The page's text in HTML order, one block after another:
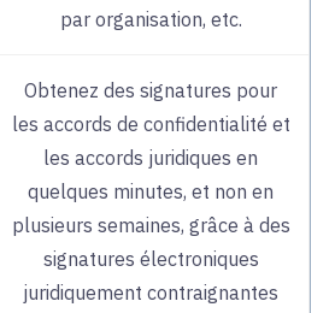
L'interface intuitive de Nitro,
l'assistance d'experts 24
heures sur 24 et 7 jours sur 7
et lesconseils en matière de
gestion du changement
soulagent les services
informatiques d'un grand
nombre de tâches
par organisation, etc.
Obtenez des signatures pour
les accords de confidentialité et
les accords juridiques en
quelques minutes, et non en
plusieurs semaines, grâce à des
signatures électroniques
juridiquement contraignantes